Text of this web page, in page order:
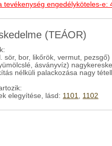
tevékenység engedélyköteles-e:
(TEÁOR)
sör, bor, likőrök, vermut,
ásványvíz)
nélküli palackozása nagy
elegyítése, lásd: 1101, 1102